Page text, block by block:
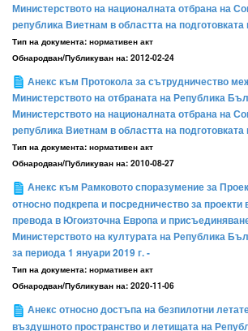
Министерството на националната отбрана на
република Виетнам в областта на подготовката
Тип на документа: нормативен акт
Обнародван/Публикуван на: 2012-02-24
Анекс към Протокола за сътрудничество
Министерството на отбраната на Република
Министерството на националната отбрана на
република Виетнам в областта на подготовката
Тип на документа: нормативен акт
Обнародван/Публикуван на: 2010-08-27
Анекс към Рамковото споразумение за
относно подкрепа и посредничество за проекти
превода в Югоизточна Европа и
Министерството на културата на Република
за периода 1 януари 2019 г. -
Тип на документа: нормативен акт
Обнародван/Публикуван на: 2020-11-06
Анекс относно достъпа на безпилотни
въздушното пространство и летищата на